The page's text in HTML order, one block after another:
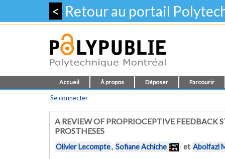
< Retour au portail
Accueil À propos Déposer Parcourir
Se connecter
A REVIEW OF PROPRIOCEPTIVE FEEDBACK
PROSTHESES
Olivier Lecompte, Sofiane Achiche et Abolfazl